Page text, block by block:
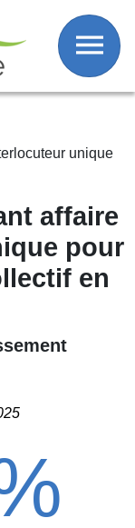
unique
affaire
pour
en